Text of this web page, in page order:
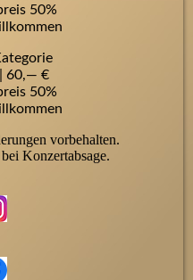
50%
60,— €
50%
vorbehalten.
Konzertabsage.